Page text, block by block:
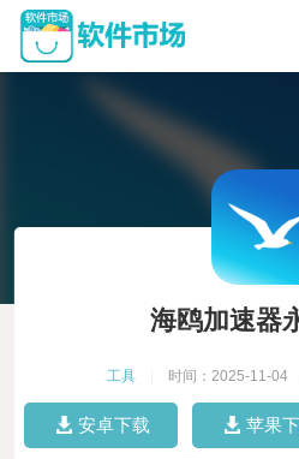
海鸥加速器
工具 时间：2025-11-04
安卓下载 苹果